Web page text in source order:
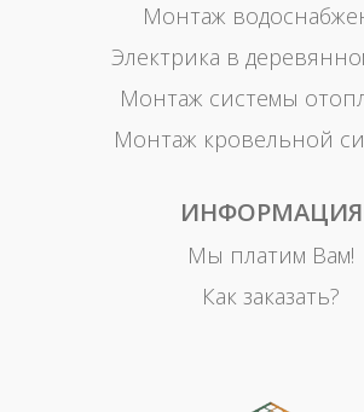
Монтаж
Электрика в
Монтаж системы
Монтаж кровельной
ИНФОРМАЦИЯ
Мы платим Вам!
Как заказать?